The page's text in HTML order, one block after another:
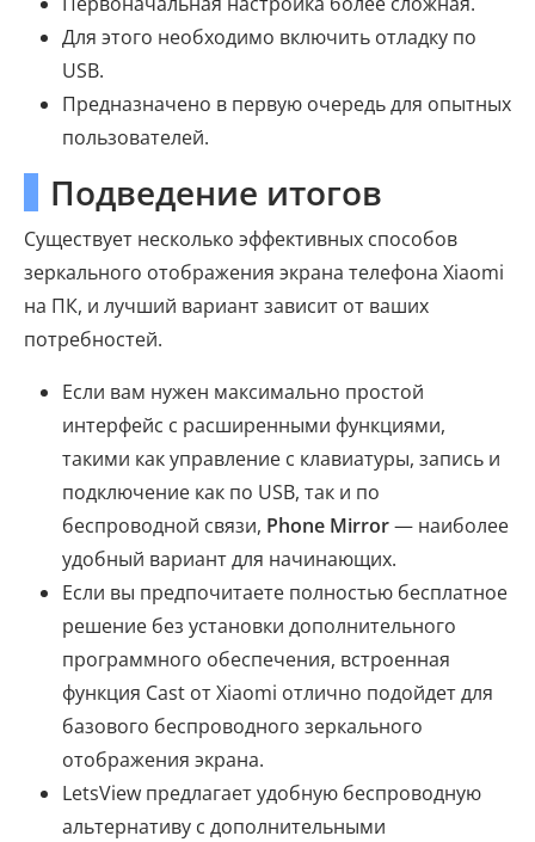
Для этого необходимо включить отладку по
USB.
Предназначено в первую очередь для опытных
пользователей.
Подведение итогов
Существует несколько эффективных способов
зеркального отображения экрана телефона Xiaomi
на ПК, и лучший вариант зависит от ваших
потребностей.
Если вам нужен максимально простой
интерфейс с расширенными функциями,
такими как управление с клавиатуры, запись и
подключение как по USB, так и по
беспроводной связи, Phone Mirror— наиболее
удобный вариант для начинающих.
Если вы предпочитаете полностью бесплатное
решение без установки дополнительного
программного обеспечения, встроенная
функция Cast от Xiaomi отлично подойдет для
базового беспроводного зеркального
отображения экрана.
LetsView предлагает удобную беспроводную
альтернативу с дополнительными